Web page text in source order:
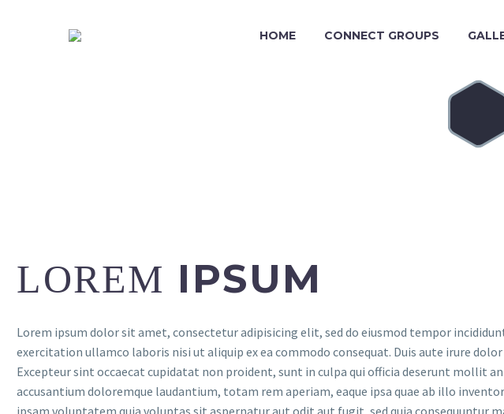
HOME CONNECT GROUPS
LOREM IPSUM
Lorem ipsum dolor sit amet, consectetur adipisicing elit, sed do eiusmod tempor
exercitation ullamco laboris nisi ut aliquip ex ea commodo consequat. Duis aute irure
Excepteur sint occaecat cupidatat non proident, sunt in culpa qui officia deserunt mollit
accusantium doloremque laudantium, totam rem aperiam, eaque ipsa quae ab illo
ipsam voluptatem quia voluptas sit aspernatur aut odit aut fugit, sed quia consequuntur